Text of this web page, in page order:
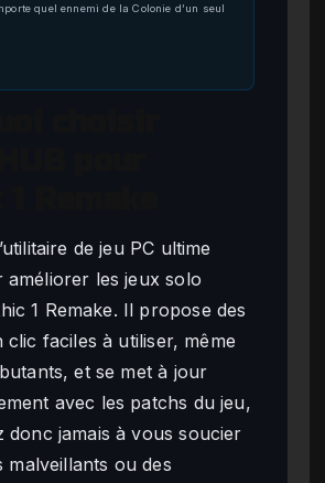
quel ennemi de la Colonie d’un seul
de jeu PC ultime
les jeux solo
1 Remake. Il propose des
clic faciles à utiliser, même
et se met à jour
avec les patchs du jeu,
donc jamais à vous soucier
malveillants ou des